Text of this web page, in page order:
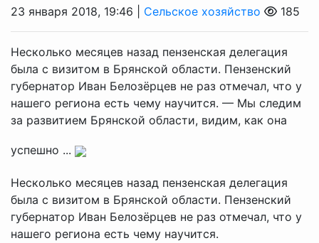
23 января 2018, 19:46 | Сельское хозяйство 185
Несколько месяцев назад пензенская делегация
была с визитом в Брянской области. Пензенский
губернатор Иван Белозёрцев не раз отмечал, что у
нашего региона есть чему научится. — Мы следим
за развитием Брянской области, видим, как она
успешно ...
Несколько месяцев назад пензенская делегация
была с визитом в Брянской области. Пензенский
губернатор Иван Белозёрцев не раз отмечал, что у
нашего региона есть чему научится.